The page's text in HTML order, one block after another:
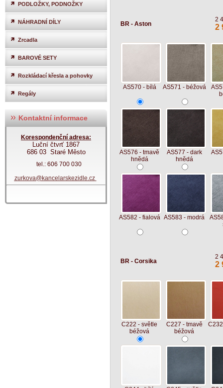
PODLOŽKY, PODNOŽKY
NÁHRADNÍ DÍLY
Zrcadla
BAROVÉ SETY
Rozkládací křesla a pohovky
Regály
Kontaktní informace
Korespondenční adresa:
Luční čtvrť 1867
686 03 Staré Město
tel.: 606 700 030
zurkova@kancelarskezidle.cz
BR - Aston
2
2
AS570 - bílá AS571 - béžová
AS576 - tmavě
hnědá
AS577 - dark
hnědá
AS582 - fialová AS583 - modrá
BR - Corsika
2
2
C222 - světle
béžová
C227 - tmavě
béžová